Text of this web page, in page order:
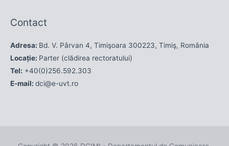
Contact
Adresa: Bd. V. Pârvan 4, Timişoara 300223, Timiş, România
Locație: Parter (clădirea rectoratului)
Tel: +40(0)256.592.303
E-mail: dci@e-uvt.ro